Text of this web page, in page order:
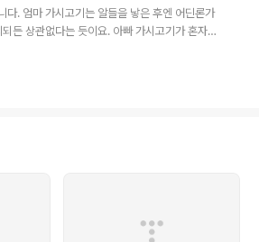
연 어떠한 마음에서 하게되는지를 이 책에서는
올바른 질문을 함으로서 우리자신의 책임감을
다. 엄마 가시고기는 알들을 낳은 후엔 어딘론가
든 상관없다는 듯이요. 아빠 가시고기가 혼자
않으면서 열심히 알들을 보호해요. 알들이 깨
백혈병에 걸려 투병 중인 1
란 바로 위의 '가시고기'와 같은 ..